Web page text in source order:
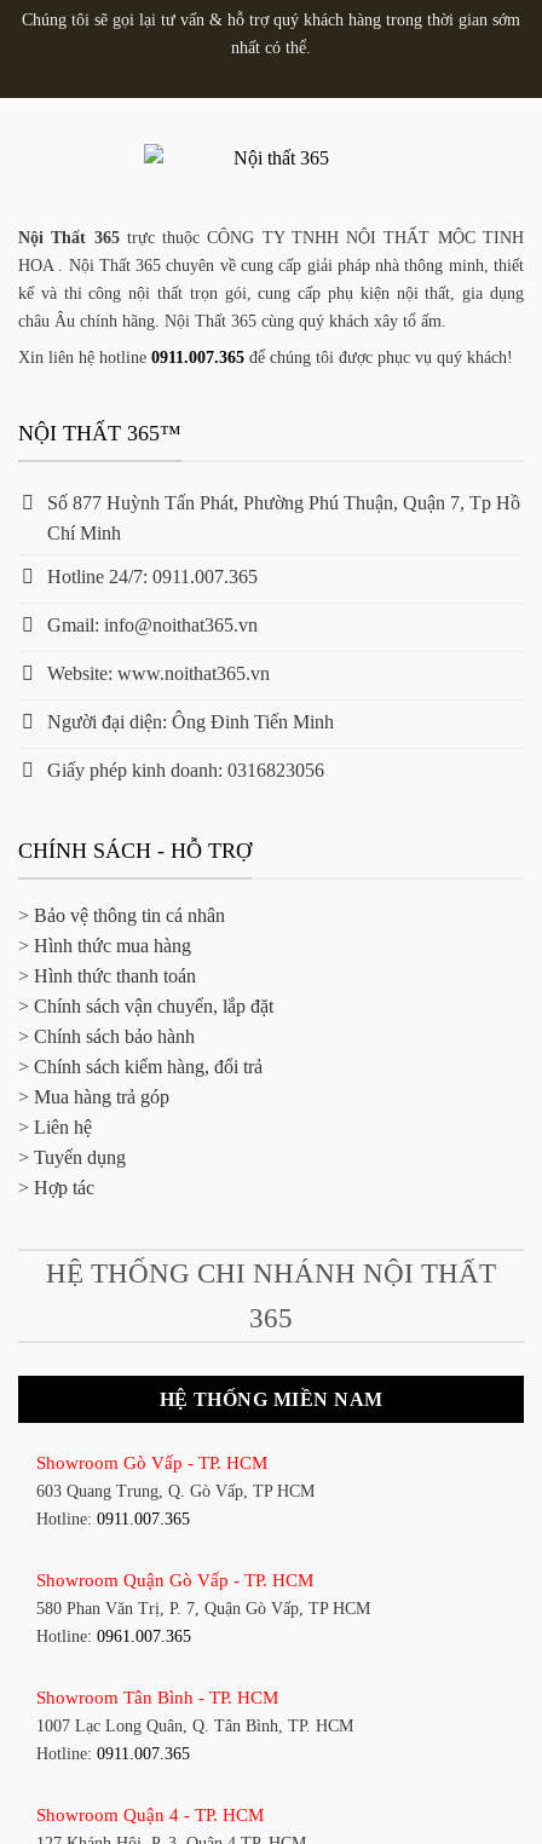
Chúng tôi sẽ gọi lại tư vấn & hỗ trợ quý khách hàng trong thời gian sớm
nhất có thể.
Nội Thất 365trực thuộc CÔNG TY TNHH NỘI THẤT MỘC TINH
HOA . Nội Thất 365 chuyên về cung cấp giải pháp nhà thông minh, thiết
kế và thi công nội thất trọn gói, cung cấp phụ kiện nội thất, gia dụng
châu Âu chính hãng. Nội Thất 365 cùng quý khách xây tổ ấm.
Xin liên hệ hotline 0911.007.365 để chúng tôi được phục vụ quý khách!
NỘI THẤT 365™
Số 877 Huỳnh Tấn Phát, Phường Phú Thuận, Quận 7, Tp Hồ
Chí Minh
Hotline 24/7: 0911.007.365
Gmail: info@noithat365.vn
Website: www.noithat365.vn
Người đại diện: Ông Đinh Tiến Minh
Giấy phép kinh doanh: 0316823056
CHÍNH SÁCH - HỖ TRỢ
> Bảo vệ thông tin cá nhân
> Hình thức mua hàng
> Hình thức thanh toán
> Chính sách vận chuyển, lắp đặt
> Chính sách bảo hành
> Chính sách kiểm hàng, đổi trả
> Mua hàng trả góp
> Liên hệ
> Tuyển dụng
> Hợp tác
HỆ THỐNG CHI NHÁNH NỘI THẤT
365
HỆ THỐNG MIỀN NAM
Showroom Gò Vấp - TP. HCM
603 Quang Trung, Q. Gò Vấp, TP HCM
Hotline: 0911.007.365
Showroom Quận Gò Vấp - TP. HCM
580 Phan Văn Trị, P. 7, Quận Gò Vấp, TP HCM
Hotline: 0961.007.365
Showroom Tân Bình - TP. HCM
1007 Lạc Long Quân, Q. Tân Bình, TP. HCM
Hotline: 0911.007.365
Showroom Quận 4 - TP. HCM